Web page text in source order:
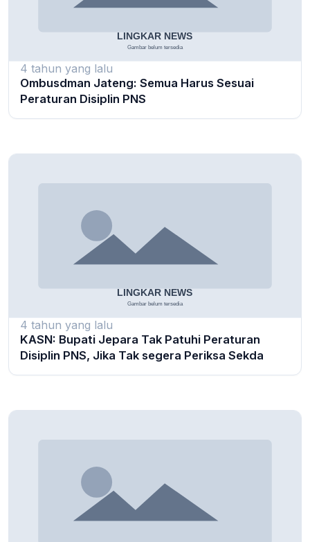
4 tahun yang lalu
Ombusdman Jateng: Semua Harus Sesuai
Peraturan Disiplin PNS
4 tahun yang lalu
KASN: Bupati Jepara Tak Patuhi Peraturan
Disiplin PNS, Jika Tak segera Periksa Sekda